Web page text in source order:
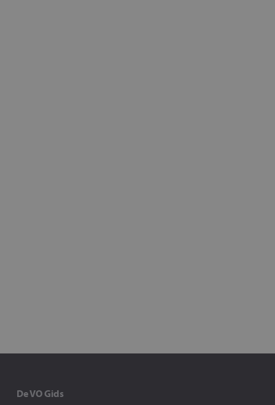
De VO Gids